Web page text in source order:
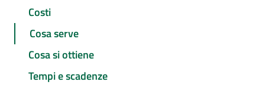
Costi
Cosa serve
Cosa si ottiene
Tempi e scadenze